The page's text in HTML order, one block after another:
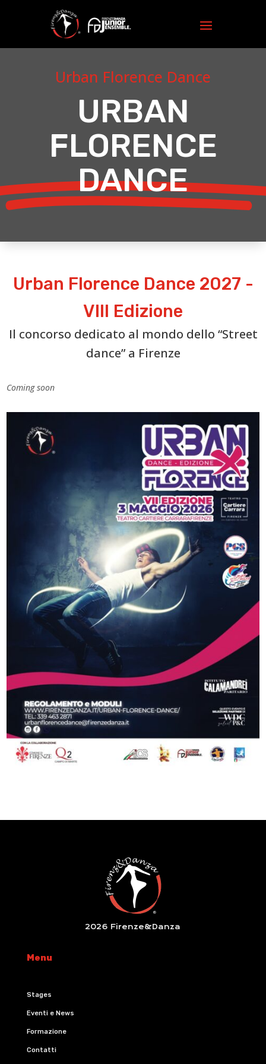
Urban Florence Dance
URBAN
FLORENCE
DANCE
Urban Florence Dance 2027 -
VIII Edizione
Il concorso dedicato al mondo dello “Street
dance” a Firenze
Coming soon
2026 Firenze&Danza
Menu
Stages
Eventi e News
Formazione
Contatti